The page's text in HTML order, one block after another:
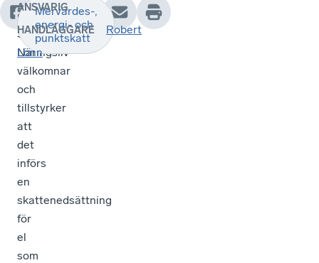
•
Svenskt
Näringsliv
välkomnar
och
tillstyrker
att
det
införs
en
skattenedsättning
för
el
som
Mervärdes-,
energi- och
punktskatt
ANSVARIG
HANDLÄGGARE
Robert
Lönn